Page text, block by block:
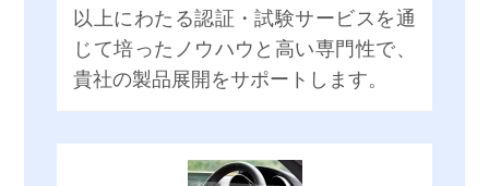
以上にわたる認証・試験サービスを通
じて培ったノウハウと高い専門性で、
貴社の製品展開をサポートします。